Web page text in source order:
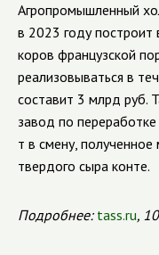
Агропромышленный
в 2023 году
коров французской
реализовываться в
составит 3 млрд руб.
завод по
т в смену,
твердого сыра конте.
Подробнее: tass.ru,